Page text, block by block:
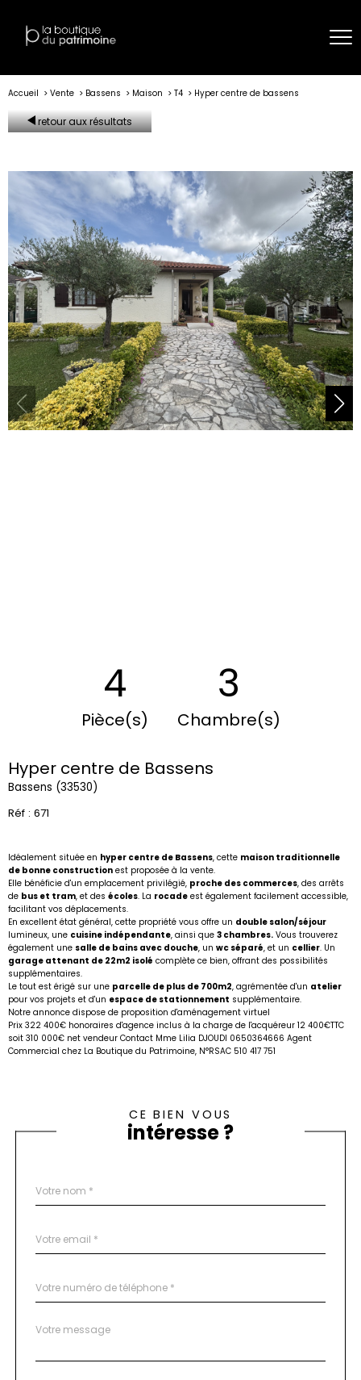
Accueil Vente Bassens Maison T4 Hyper centre de bassens
retour aux résultats
4
Pièce(s)
3
Chambre(s)
Hyper centre de Bassens
Bassens (33530)
Réf : 671
Idéalement située en hyper centre de Bassens, cette maison traditionnelle
de bonne construction est proposée à la vente.
Elle bénéficie d'un emplacement privilégié, proche des commerces, des arrêts
de bus et tram, et des écoles. La rocade est également facilement accessible,
facilitant vos déplacements.
En excellent état général, cette propriété vous offre un double salon/séjour
lumineux, une cuisine indépendante, ainsi que 3 chambres. Vous trouverez
également une salle de bains avec douche, un wc séparé, et un cellier. Un
garage attenant de 22m2 isolé complète ce bien, offrant des possibilités
supplémentaires.
Le tout est érigé sur une parcelle de plus de 700m2, agrémentée d'un atelier
pour vos projets et d'un espace de stationnement supplémentaire.
Notre annonce dispose de proposition d'aménagement virtuel
Prix 322 400€ honoraires d'agence inclus à la charge de l'acquéreur 12 400€TTC
soit 310 000€ net vendeur Contact Mme Lilia DJOUDI 0650364666 Agent
Commercial chez La Boutique du Patrimoine, N°RSAC 510 417 751
CE BIEN VOUS
intéresse ?
par
*
*
*
Fieldset
Message
*